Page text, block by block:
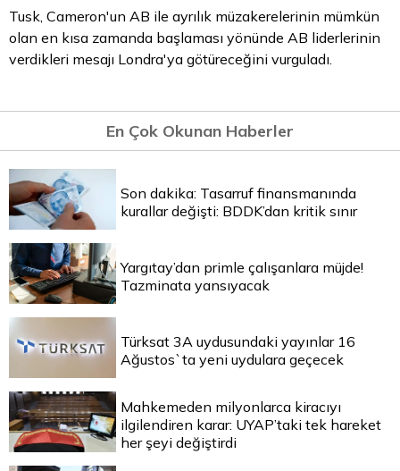
Tusk, Cameron'un AB ile ayrılık müzakerelerinin mümkün
olan en kısa zamanda başlaması yönünde AB liderlerinin
verdikleri mesajı Londra'ya götüreceğini vurguladı.
En Çok Okunan Haberler
Son dakika: Tasarruf finansmanında
kurallar değişti: BDDK’dan kritik sınır
Yargıtay’dan primle çalışanlara müjde!
Tazminata yansıyacak
Türksat 3A uydusundaki yayınlar 16
Ağustos`ta yeni uydulara geçecek
Mahkemeden milyonlarca kiracıyı
ilgilendiren karar: UYAP’taki tek hareket
her şeyi değiştirdi